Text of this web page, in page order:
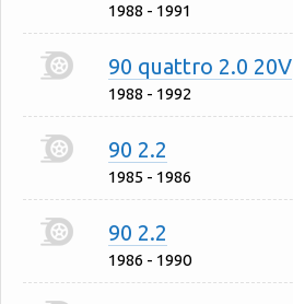
1988 - 1991
90 quattro 2.0 20V
1988 - 1992
90 2.2
1985 - 1986
90 2.2
1986 - 1990